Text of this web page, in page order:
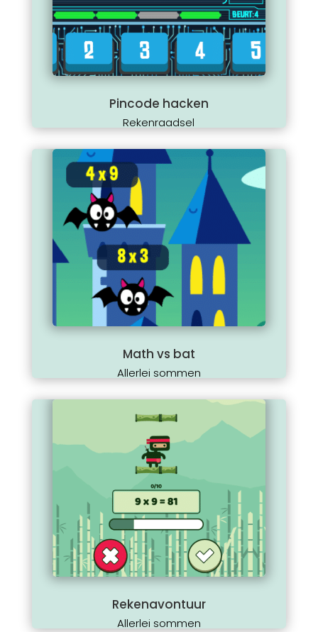
Pincode hacken
Rekenraadsel
Math vs bat
Allerlei sommen
Rekenavontuur
Allerlei sommen